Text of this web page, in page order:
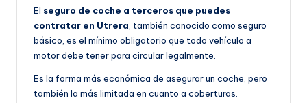
El seguro de coche a terceros que puedes
contratar en Utrera, también conocido como seguro
básico, es el mínimo obligatorio que todo vehículo a
motor debe tener para circular legalmente.
Es la forma más económica de asegurar un coche, pero
también la más limitada en cuanto a coberturas.